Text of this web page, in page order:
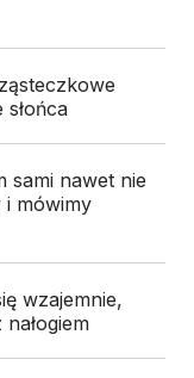
sami nawet nie
i mówimy
wzajemnie,